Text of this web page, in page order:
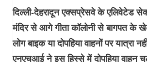
दिल्ली-देहरादून एक्सप्रेसवे के एलिवेटेड
मंदिर से आगे गीता कॉलोनी से बागपत के
लोग बाइक या दोपहिया वाहनों पर यात्रा
एनएचआई ने इस हिस्से में दोपहिया वाहन